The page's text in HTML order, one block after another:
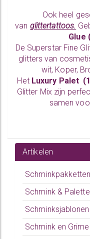
Ook heel
van glittertattoos.
Glue
De Superstar Fine
glitters van
wit, Koper,
Het Luxury Palet
Glitter Mix zijn
samen
Artikelen
Schminkpakketten
Schmink &
Schminksjablonen
Schmink en